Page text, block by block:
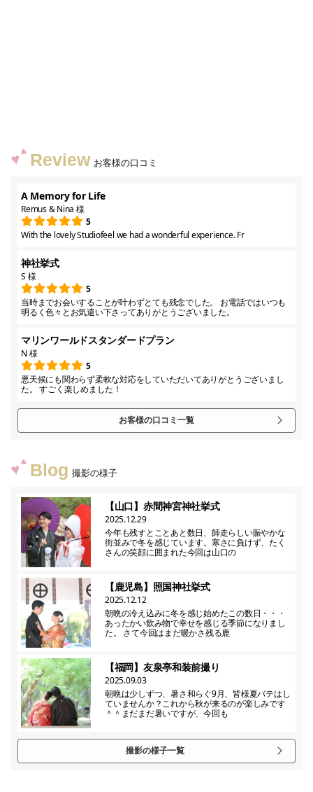
Review お客様の口コミ
A Memory for Life
Remus & Nina 様
5
With the lovely Studiofeel we had a wonderful experience. Fr
神社挙式
S 様
5
当時までお会いすることが叶わずとても残念でした。 お電話ではいつも
明るく色々とお気遣い下さってありがとうございました。
マリンワールドスタンダードプラン
N 様
5
悪天候にも関わらず柔軟な対応をしていただいてありがとうございまし
た。 すごく楽しめました！
お客様の口コミ一覧
Blog 撮影の様子
【山口】赤間神宮神社挙式
2025.12.29
今年も残すとことあと数日、師走らしい賑やかな
街並みで冬を感じています。寒さに負けず、たく
さんの笑顔に囲まれた今回は山口の
【鹿児島】照国神社挙式
2025.12.12
朝晩の冷え込みに冬を感じ始めたこの数日・・・
あったかい飲み物で幸せを感じる季節になりまし
た。 さて今回はまだ暖かさ残る鹿
【福岡】友泉亭和装前撮り
2025.09.03
朝晩は少しずつ、暑さ和らぐ9月、皆様夏バテはし
ていませんか？これから秋が来るのが楽しみです
＾＾まだまだ暑いですが、今回も
撮影の様子一覧